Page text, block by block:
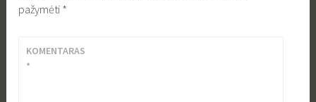
pažymėti *
KOMENTARAS
*